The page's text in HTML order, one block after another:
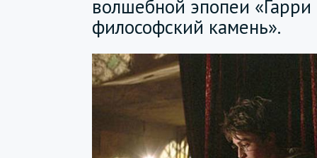
волшебной эпопеи
философский камень».